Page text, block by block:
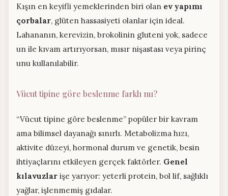
Kışın en keyifli yemeklerinden biri olan ev yapımı
çorbalar, glüten hassasiyeti olanlar için ideal.
Lahananın, kerevizin, brokolinin gluteni yok, sadece
un ile kıvam artırıyorsan, mısır nişastası veya pirinç
unu kullanılabilir.
Vücut tipine göre beslenme farklı mı?
“Vücut tipine göre beslenme” popüler bir kavram
ama bilimsel dayanağı sınırlı. Metabolizma hızı,
aktivite düzeyi, hormonal durum ve genetik, besin
ihtiyaçlarını etkileyen gerçek faktörler. Genel
kılavuzlar işe yarıyor: yeterli protein, bol lif, sağlıklı
yağlar, işlenmemiş gıdalar.